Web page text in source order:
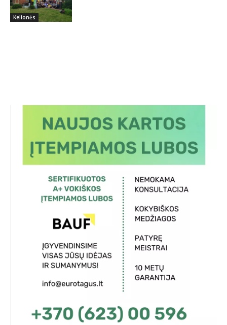
Kelionės